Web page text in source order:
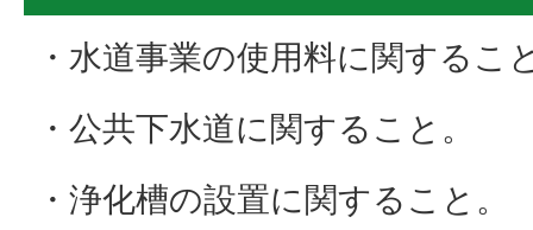
・水道事業の使用料に関するこ
・公共下水道に関すること。
・浄化槽の設置に関すること。